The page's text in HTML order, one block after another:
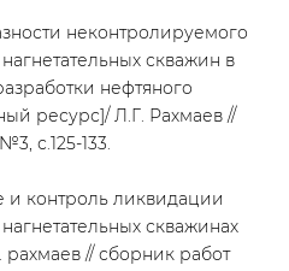
неконтролируемого
скважин в
нефтяного
ресурс]/ Л.Г. Рахмаев //
с.125-133.
и контроль ликвидации
скважинах
// сборник работ